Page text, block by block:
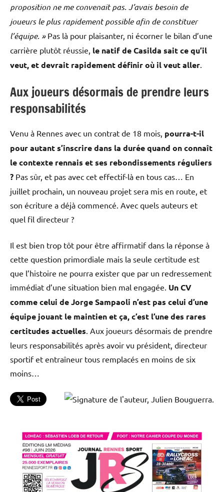
proposition ne me convenait pas. J’avais besoin de
joueurs le plus rapidement possible afin de constituer
l’équipe. »Pas là pour plaisanter, ni écorner le bilan d’une
carrière plutôt réussie, le natif de Casilda sait ce qu’il
veut, et devrait rapidement définir où il veut aller
Aux joueurs désormais de prendre leurs
responsabilités
Venu à Rennes avec un contrat de 18 mois, pourra-t-il
pour autant s’inscrire dans la durée quand on connaît
le contexte rennais et ses rebondissements réguliers
? Pas sûr, et pas avec cet effectif-là en tous cas… En
juillet prochain, un nouveau projet sera mis en route, et
son écriture a déjà commencé. Avec quels auteurs et
quel fil directeur ?
Il est bien trop tôt pour être affirmatif dans la réponse à
cette question primordiale mais la seule certitude est
que l’histoire ne pourra exister que par un redressement
immédiat d’une situation bien mal engagée. Un CV
comme celui de Jorge Sampaoli n’est pas celui d’une
équipe jouant le maintien et ça, c’est l’une des rares
certitudes actuelles . Aux joueurs désormais de prendre
leurs responsabilités après avoir vu président, directeur
sportif et entraîneur tous remplacés en moins de six
moins…
L'actu
Stade
Rennais